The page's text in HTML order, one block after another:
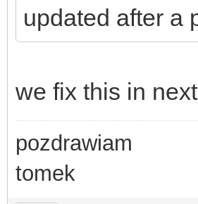
updated after
we fix this in
pozdrawiam
tomek